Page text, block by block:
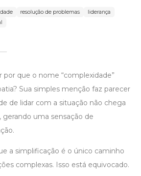
resolução de problemas
liderança
por que o nome “complexidade”
Sua simples menção faz parecer
de lidar com a situação não chega
gerando uma sensação de
a simplificação é o único caminho
complexas. Isso está equivocado.